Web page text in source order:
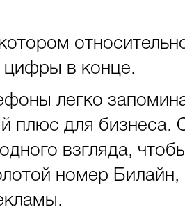
цифры в конце.
легко
плюс для бизнеса.
взгляда,
номер